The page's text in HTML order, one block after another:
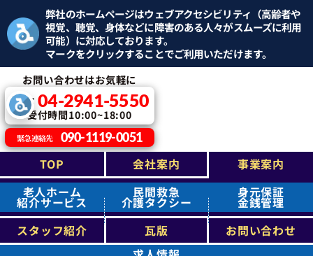
弊社のホームページはウェブアクセシビリティ（高齢者や
視覚、聴覚、身体などに障害のある人々がスムーズに利用
可能）に対応しております。
マークをクリックすることでご利用いただけます。
お問い合わせはお気軽に
TEL：04-2941-5550
受付時間10:00~18:00
緊急連絡先 090-1119-0051
TOP 会社案内
事業案内
老人ホーム
紹介サービス
民間救急
介護タクシー
身元保証
金銭管理
スタッフ紹介
瓦版
お問い合わせ